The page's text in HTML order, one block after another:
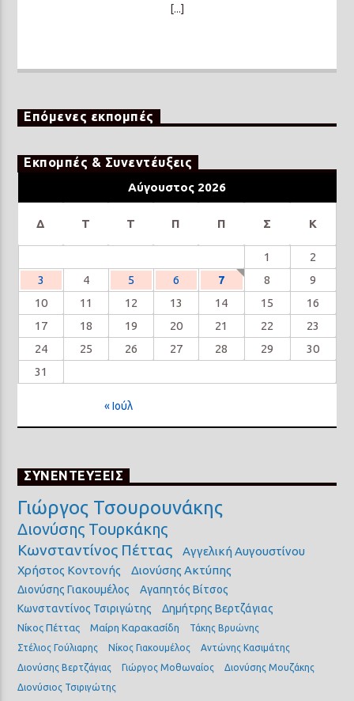
[...]
Επόμενες εκπομπές
Εκπομπές & Συνεντέυξεις
Αύγουστος 2026
Δ Τ Τ Π Π Σ Κ
1
2
3
4 5 6 7 8
9
10
11 12 13 14 15
16
17
18 19 20 21 22
23
24
25 26 27 28 29
30
31
« Ιούλ
ΣΥΝΕΝΤΕΥΞΕΙΣ
Γιώργος Τσουρουνάκης
Διονύσης Τουρκάκης
Κωνσταντίνος Πέττας
Αγγελική Αυγουστίνου
Χρήστος Κοντονής
Διονύσης Ακτύπης
Διονύσης Γιακουμέλος
Αγαπητός Βίτσος
Κωνσταντίνος Τσιριγώτης
Δημήτρης Βερτζάγιας
Νίκος Πέττας Μαίρη Καρακασίδη
Τάκης Βρυώνης
Στέλιος Γούλιαρης
Νίκος Γιακουμέλος
Αντώνης Κασιμάτης
Διονύσης Βερτζάγιας
Γιώργος Μοθωναίος
Διονύσης Μουζάκης
Διονύσιος Τσιριγώτης